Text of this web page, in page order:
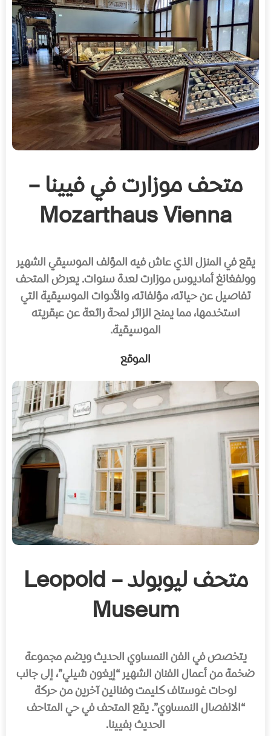
متحف موزارت في فيينا –
Mozarthaus Vienna
يقع في المنزل الذي عاش فيه المؤلف الموسيقي الشهير
وولفغانغ أماديوس موزارت لعدة سنوات. يعرض المتحف
تفاصيل عن حياته، مؤلفاته، والأدوات الموسيقية التي
استخدمها، مما يمنح الزائر لمحة رائعة عن عبقريته
الموسيقية.
الموقع
متحف ليوبولد – Leopold
Museum
يتخصص في الفن النمساوي الحديث ويضم مجموعة
ضخمة من أعمال الفنان الشهير “إيغون شيلي”، إلى جانب
لوحات غوستاف كليمت وفنانين آخرين من حركة
“الانفصال النمساوي”. يقع المتحف في حي المتاحف
الحديث بفيينا.